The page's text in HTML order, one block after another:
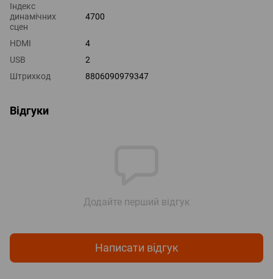
Індекс
динамічних
сцен
4700
HDMI
4
USB
2
Штрихкод
8806090979347
Відгуки
Додайте перший відгук
Написати відгук